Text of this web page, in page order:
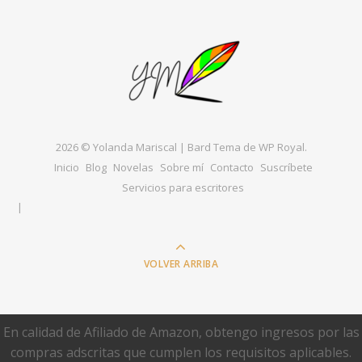
2026 © Yolanda Mariscal | Bard Tema de WP Royal.
Inicio Blog Novelas Sobre mí Contacto Suscríbete
Servicios para escritores
VOLVER ARRIBA
En calidad de Afiliado de Amazon, obtengo ingresos por las
compras adscritas que cumplen los requisitos aplicables.